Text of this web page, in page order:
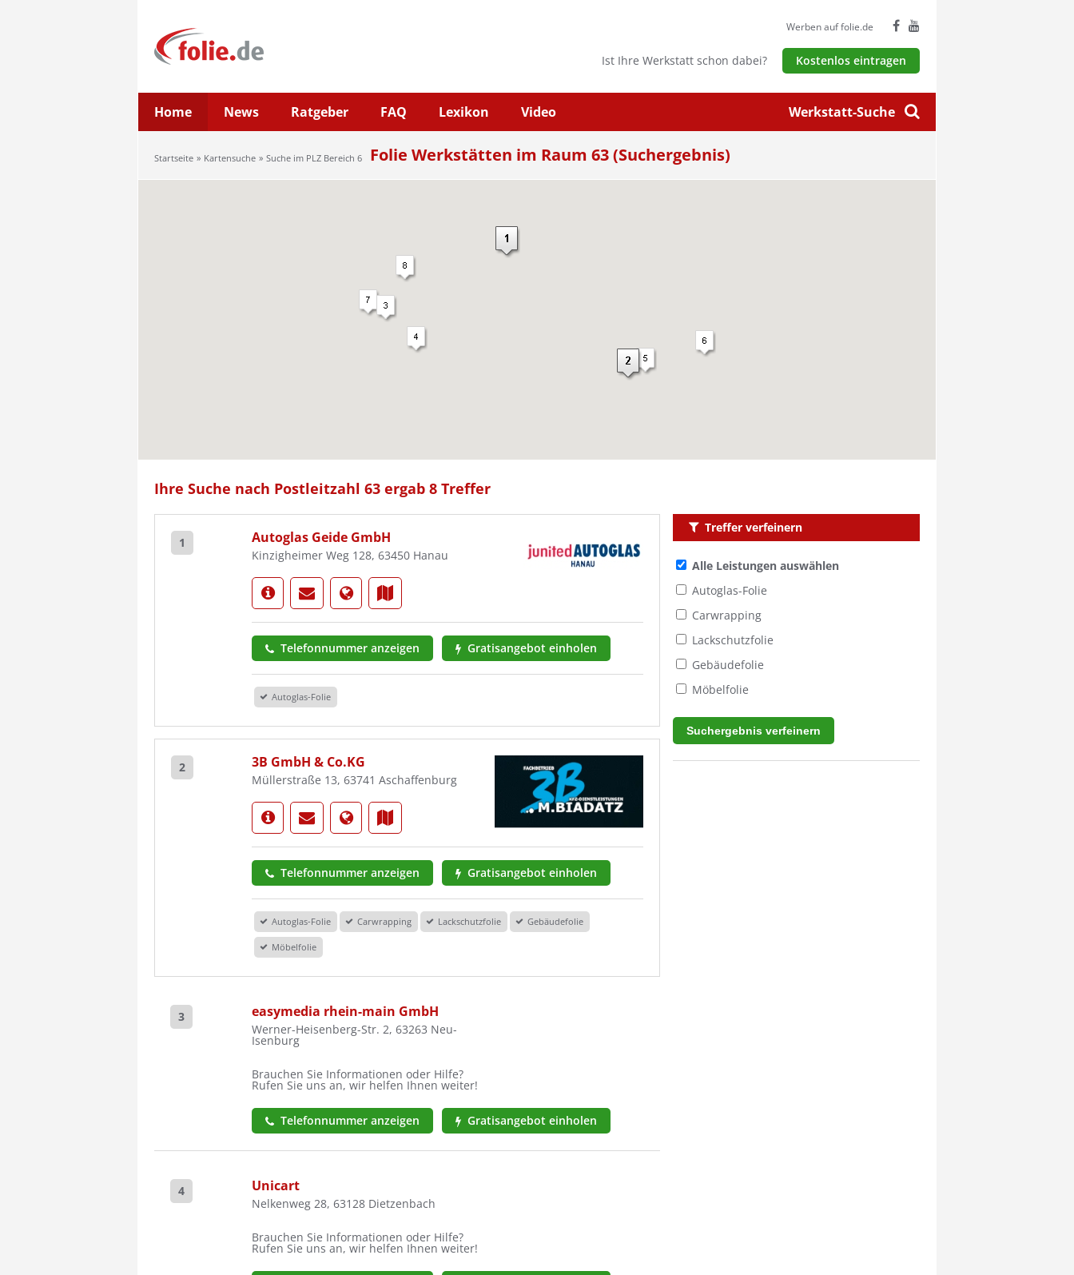
Werkstatt-Suche
Werben auf folie.de
Ist Ihre Werkstatt schon dabei? Kostenlos eintragen
Home News Ratgeber FAQ Lexikon Video
Startseite Kartensuche Suche im PLZ Bereich 6 Folie Werkstätten im Raum 63 (Suchergebnis)
Ihre Suche nach Postleitzahl 63 ergab 8 Treffer
1 Autoglas Geide GmbH
Kinzigheimer Weg 128, 63450 Hanau
Telefonnummer anzeigen Gratisangebot einholen
Autoglas-Folie
2 3B GmbH & Co.KG
Müllerstraße 13, 63741 Aschaffenburg
Telefonnummer anzeigen Gratisangebot einholen
Autoglas-Folie Carwrapping Lackschutzfolie Gebäudefolie
Möbelfolie
3 easymedia rhein-main GmbH
Werner-Heisenberg-Str. 2, 63263 Neu-
Isenburg
Brauchen Sie Informationen oder Hilfe?
Rufen Sie uns an, wir helfen Ihnen weiter!
Telefonnummer anzeigen Gratisangebot einholen
4 Unicart
Nelkenweg 28, 63128 Dietzenbach
Brauchen Sie Informationen oder Hilfe?
Rufen Sie uns an, wir helfen Ihnen weiter!
Treffer verfeinern
Alle Leistungen auswählen
Autoglas-Folie
Carwrapping
Lackschutzfolie
Gebäudefolie
Möbelfolie